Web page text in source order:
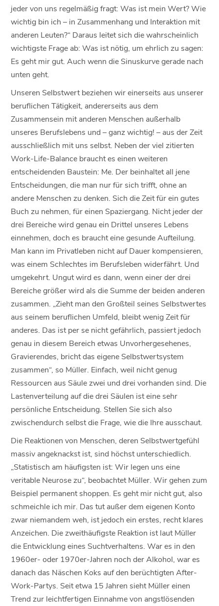
jeder von uns regelmäßig fragt: Was ist mein Wert? Wie
wichtig bin ich – in Zusammenhang und Interaktion mit
anderen Leuten?“ Daraus leitet sich die wahrscheinlich
wichtigste Frage ab: Was ist nötig, um ehrlich zu sagen:
Es geht mir gut. Auch wenn die Sinuskurve gerade nach
unten geht.
Unseren Selbstwert beziehen wir einerseits aus unserer
beruflichen Tätigkeit, andererseits aus dem
Zusammensein mit anderen Menschen außerhalb
unseres Berufslebens und – ganz wichtig! – aus der Zeit
ausschließlich mit uns selbst. Neben der viel zitierten
Work-Life-Balance braucht es einen weiteren
entscheidenden Baustein: Me. Der beinhaltet all jene
Entscheidungen, die man nur für sich trifft, ohne an
andere Menschen zu denken. Sich die Zeit für ein gutes
Buch zu nehmen, für einen Spaziergang. Nicht jeder der
drei Bereiche wird genau ein Drittel unseres Lebens
einnehmen, doch es braucht eine gesunde Aufteilung.
Man kann im Privatleben nicht auf Dauer kompensieren,
was einem Schlechtes im Berufsleben widerfährt. Und
umgekehrt. Ungut wird es dann, wenn einer der drei
Bereiche größer wird als die Summe der beiden anderen
zusammen. „Zieht man den Großteil seines Selbstwertes
aus seinem beruflichen Umfeld, bleibt wenig Zeit für
anderes. Das ist per se nicht gefährlich, passiert jedoch
genau in diesem Bereich etwas Unvorhergesehenes,
Gravierendes, bricht das eigene Selbstwertsystem
zusammen“, so Müller. Einfach, weil nicht genug
Ressourcen aus Säule zwei und drei vorhanden sind. Die
Lastenverteilung auf die drei Säulen ist eine sehr
persönliche Entscheidung. Stellen Sie sich also
zwischendurch selbst die Frage, wie die Ihre ausschaut.
Die Reaktionen von Menschen, deren Selbstwertgefühl
massiv angeknackst ist, sind höchst unterschiedlich.
„Statistisch am häufigsten ist: Wir legen uns eine
veritable Neurose zu“, beobachtet Müller. Wir gehen zum
Beispiel permanent shoppen. Es geht mir nicht gut, also
schmeichle ich mir. Das tut außer dem eigenen Konto
zwar niemandem weh, ist jedoch ein erstes, recht klares
Anzeichen. Die zweithäufigste Reaktion ist laut Müller
die Entwicklung eines Suchtverhaltens. War es in den
1960er- oder 1970er-Jahren noch der Alkohol, war es
danach das Näschen Koks auf den berüchtigten After-
Work-Partys. Seit etwa 15 Jahren sieht Müller einen
Trend zur leichtfertigen Einnahme von angstlösenden